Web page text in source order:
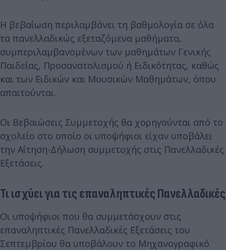
Η βεβαίωση περιλαμβάνει τη βαθμολογία σε όλα
τα πανελλαδικώς εξεταζόμενα μαθήματα,
συμπεριλαμβανομένων των μαθημάτων Γενικής
Παιδείας, Προσανατολισμού ή Ειδικότητας, καθώς
και των Ειδικών και Μουσικών Μαθημάτων, όπου
απαιτούνται.
Οι Βεβαιώσεις Συμμετοχής θα χορηγούνται από το
σχολείο στο οποίο οι υποψήφιοι είχαν υποβάλει
την Αίτηση-Δήλωση συμμετοχής στις Πανελλαδικές
Εξετάσεις.
Τι ισχύει για τις επαναληπτικές Πανελλαδικές
Οι υποψήφιοι που θα συμμετάσχουν στις
επαναληπτικές Πανελλαδικές Εξετάσεις του
Σεπτεμβρίου θα υποβάλουν το Μηχανογραφικό